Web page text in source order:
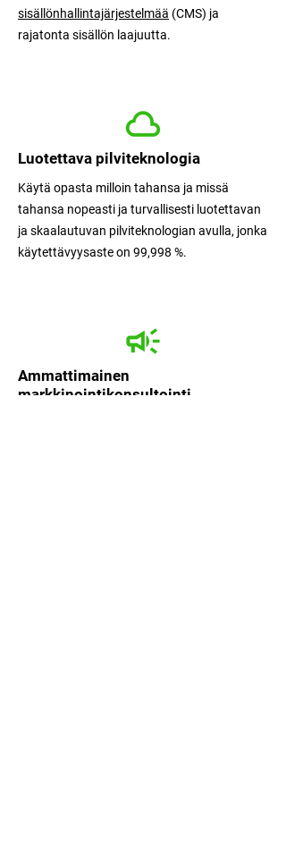
sisällönhallintajärjestelmää (CMS) ja
rajatonta sisällön laajuutta.
Luotettava pilviteknologia
Käytä opasta milloin tahansa ja missä
tahansa nopeasti ja turvallisesti luotettavan
ja skaalautuvan pilviteknologian avulla, jonka
käytettävyysaste on 99,998 %.
Ammattimainen
markkinointikonsultointi